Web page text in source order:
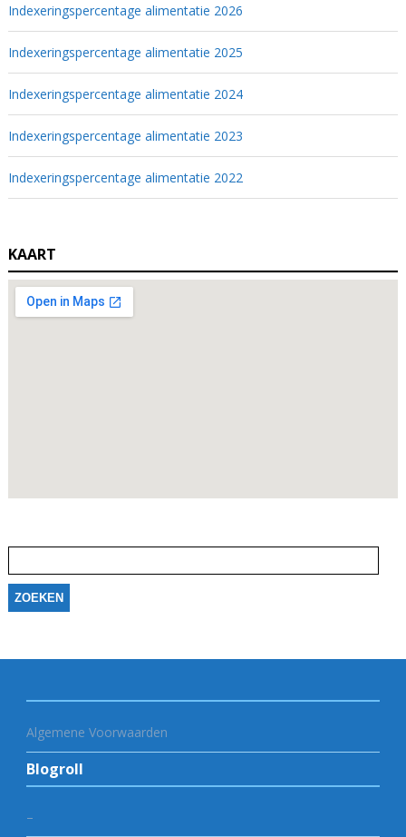
Indexeringspercentage alimentatie 2026
Indexeringspercentage alimentatie 2025
Indexeringspercentage alimentatie 2024
Indexeringspercentage alimentatie 2023
Indexeringspercentage alimentatie 2022
KAART
naar:
Algemene Voorwaarden
Blogroll
–